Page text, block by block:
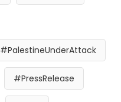
#PalestineUnderAttack
#PressRelease